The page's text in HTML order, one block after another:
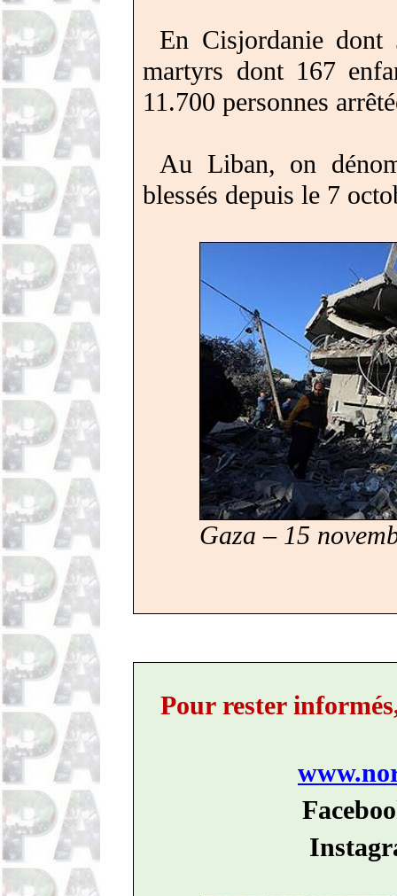
En Cisjordanie dont
martyrs dont 167
11.700 personnes
Au Liban, on
blessés depuis le 7
Gaza – 15
Pour rester